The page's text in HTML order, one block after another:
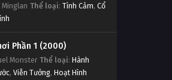
Thể loại: Tình Cảm, Cổ
Vua Trò Chơi Phần 1 (2000)
Monster Thể loại: Hành
, Viễn Tưởng, Hoạt Hình